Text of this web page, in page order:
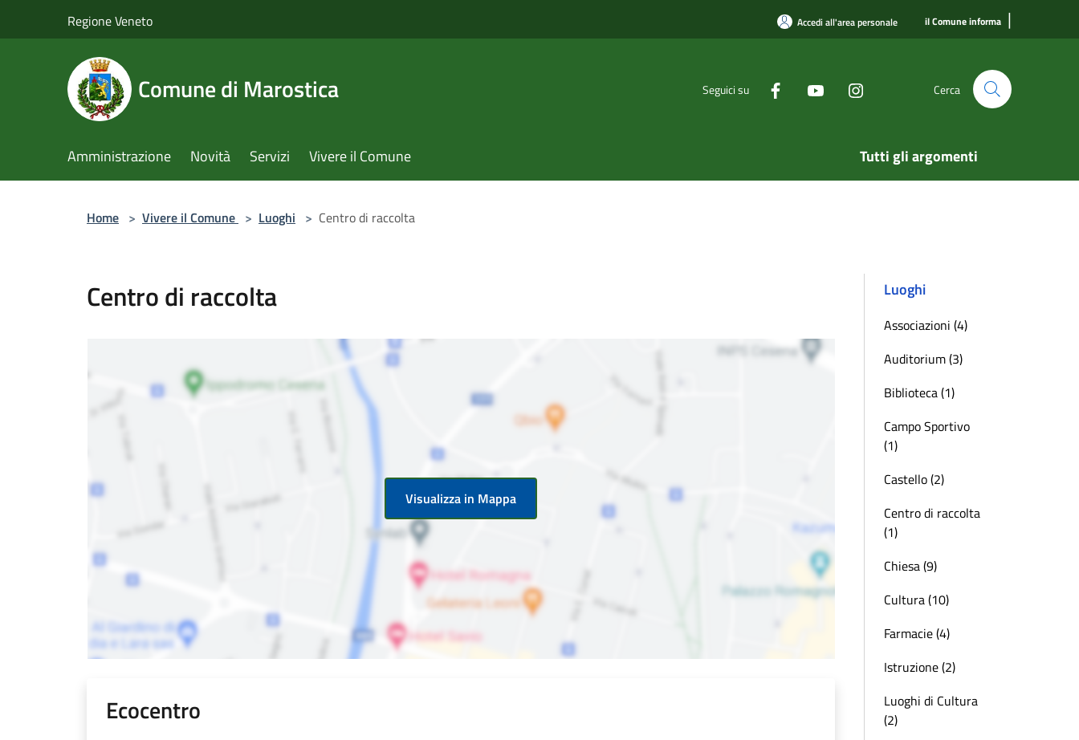
Regione Veneto Accedi all'area personale il Comune informa |
Comune di Marostica Seguici su Cerca
Amministrazione Novità Servizi Vivere il Comune Tutti gli argomenti
Home > Vivere il Comune > Luoghi > Centro di raccolta
Centro di raccolta
Visualizza in Mappa
Ecocentro
Luoghi
Associazioni (4)
Auditorium (3)
Biblioteca (1)
Campo Sportivo
(1)
Castello (2)
Centro di raccolta
(1)
Chiesa (9)
Cultura (10)
Farmacie (4)
Istruzione (2)
Luoghi di Cultura
(2)